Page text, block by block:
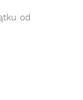
od